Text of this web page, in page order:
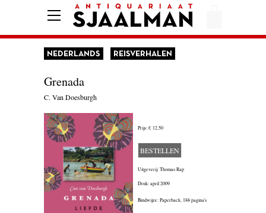
AANBIEDING
AMSTERDAM
AUTOBIOGRAFIE
NEDERLANDS REISVERHALEN
Grenada
C. Van Doesburgh
Prijs: € 12,50
BESTELLEN
Uitgeverij: Thomas Rap
Druk: april 2009
Bindwijze: Paperback, 188 pagina's